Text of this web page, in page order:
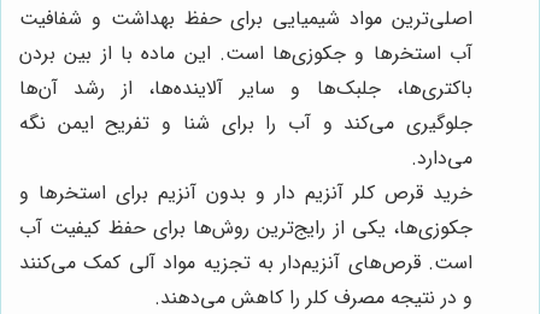
اصلی‌ترین مواد شیمیایی برای حفظ بهداشت و شفافیت
آب استخرها و جکوزی‌ها است. این ماده با از بین بردن
باکتری‌ها، جلبک‌ها و سایر آلاینده‌ها، از رشد آن‌ها
جلوگیری می‌کند و آب را برای شنا و تفریح ایمن نگه
می‌دارد.
خرید قرص کلر آنزیم دار و بدون آنزیم برای استخرها و
جکوزی‌ها، یکی از رایج‌ترین روش‌ها برای حفظ کیفیت آب
است. قرص‌های آنزیم‌دار به تجزیه مواد آلی کمک می‌کنند
و در نتیجه مصرف کلر را کاهش می‌دهند.